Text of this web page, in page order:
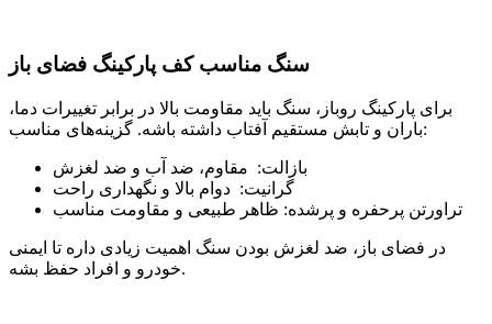
سنگ‌ مناسب کف پارکینگ فضای باز
برای پارکینگ روباز، سنگ باید مقاومت بالا در برابر تغییرات دما،
باران و تابش مستقیم آفتاب داشته باشه. گزینه‌های مناسب:
بازالت: مقاوم، ضد آب و ضد لغزش
گرانیت: دوام بالا و نگهداری راحت
تراورتن پرحفره و پرشده: ظاهر طبیعی و مقاومت مناسب
در فضای باز، ضد لغزش بودن سنگ اهمیت زیادی داره تا ایمنی
خودرو و افراد حفظ بشه.